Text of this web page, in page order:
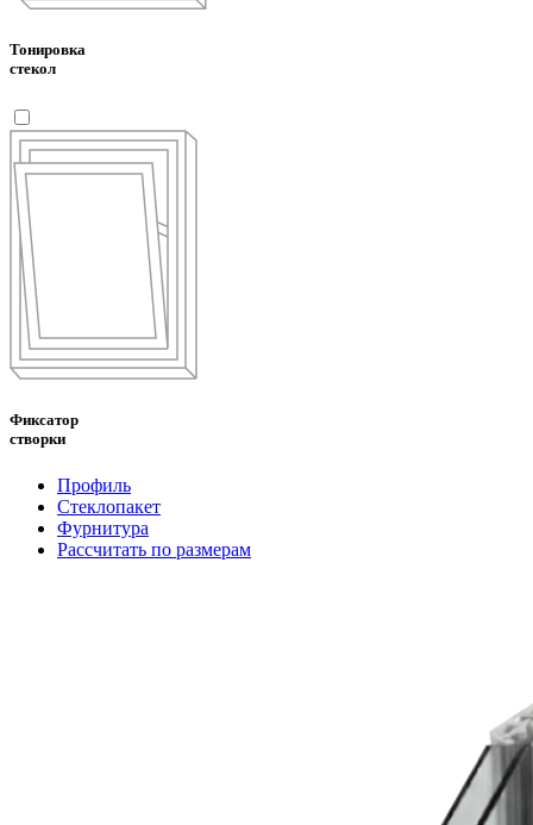
Тонировка
стекол
Фиксатор
створки
Профиль
Стеклопакет
Фурнитура
Рассчитать по размерам